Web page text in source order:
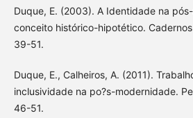
Duque, E. (2003). A Identidade na
conceito histórico-hipotético.
39-51.
Duque, E., Calheiros, A. (2011).
inclusividade na po?s-modernidade.
46-51.